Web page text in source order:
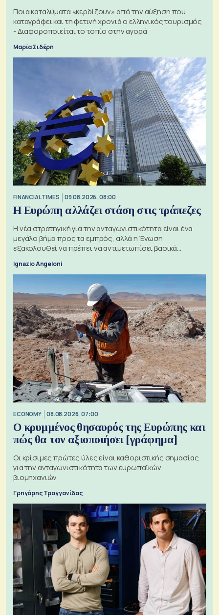
Ποια καταλύματα «κερδίζουν» από την αύξηση που
καταγράφει και τη φετινή χρονιά ο ελληνικός τουρισμός
- Διαφοροποιείται το τοπίο στην αγορά
Μαρία Σιδέρη
FINANCIAL TIMES 09.08.2026, 08:00
Η Ευρώπη αλλάζει στάση στις τράπεζες
Η νέα στρατηγική για την ανταγωνιστικότητα είναι ένα
μεγάλο βήμα προς τα εμπρός, αλλά η Ένωση
εξακολουθεί να πρέπει να αντιμετωπίσει βασικά
Ignazio Angeloni
ECONOMY 08.08.2026, 07:00
Ο κρυμμένος θησαυρός της Ευρώπης και
πώς θα τον αξιοποιήσει [γράφημα]
Οι κρίσιμες πρώτες ύλες είναι καθοριστικής σημασίας
για την ανταγωνιστικότητα των ευρωπαϊκών
βιομηχανιών
Γρηγόρης Τραγγανίδας